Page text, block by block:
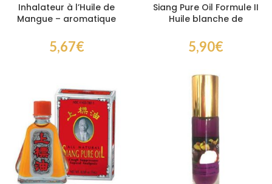
Inhalateur à l’Huile de
Mangue – aromatique
5,67€
Siang Pure Oil Formule II
Huile blanche de
5,90€